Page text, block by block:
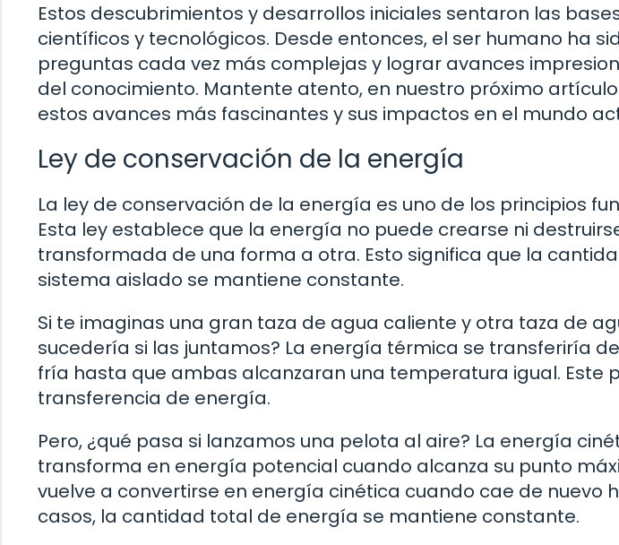
Estos descubrimientos y desarrollos iniciales sentaron las
científicos y tecnológicos. Desde entonces, el ser humano ha
preguntas cada vez más complejas y lograr avances
del conocimiento. Mantente atento, en nuestro próximo
estos avances más fascinantes y sus impactos en el mundo
Ley de conservación de la energía
La ley de conservación de la energía es uno de los principios
Esta ley establece que la energía no puede crearse ni
transformada de una forma a otra. Esto significa que la
sistema aislado se mantiene constante.
Si te imaginas una gran taza de agua caliente y otra taza de
sucedería si las juntamos? La energía térmica se transferiría
fría hasta que ambas alcanzaran una temperatura igual. Este
transferencia de energía.
Pero, ¿qué pasa si lanzamos una pelota al aire? La energía
transforma en energía potencial cuando alcanza su punto
vuelve a convertirse en energía cinética cuando cae de nuevo
casos, la cantidad total de energía se mantiene constante.